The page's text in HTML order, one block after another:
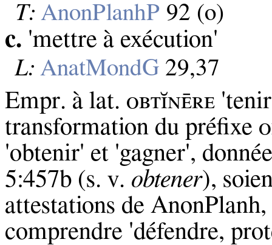
T: AnonPlanhP 92 (o)
c. 'mettre à exécution'
L: AnatMondG 29,37
Empr. à lat. ᴏʙᴛɪ̆ɴᴇ̄ʀᴇ
transformation du préfixe
'obtenir' et 'gagner',
5:457b (s. v. obtener),
attestations de
comprendre 'défendre,